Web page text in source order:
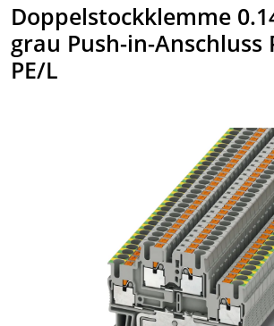
Doppelstockklemme
grau Push-in-Anschluss
PE/L